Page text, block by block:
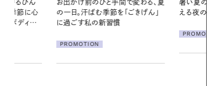
変わる、夏
ごきげん」
暑い夏のナイトルーティン。私を整
える夜の爽やかご褒美ケア
2026.07.21
発・ベーリングの